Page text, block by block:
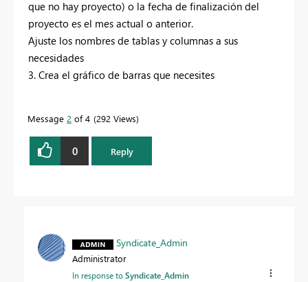
que no hay proyecto) o la fecha de finalización del
proyecto es el mes actual o anterior.
Ajuste los nombres de tablas y columnas a sus
necesidades
3. Crea el gráfico de barras que necesites
Message 2 of 4 292 Views
0 Reply
Syndicate_Admin
Administrator
In response toSyndicate_Admin